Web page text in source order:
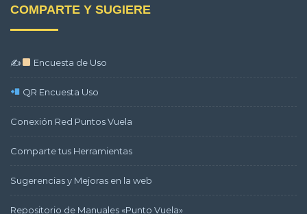
COMPARTE Y SUGIERE
✍ Encuesta de Uso
QR Encuesta Uso
Conexión Red Puntos Vuela
Comparte tus Herramientas
Sugerencias y Mejoras en la web
Repositorio de Manuales «Punto Vuela»